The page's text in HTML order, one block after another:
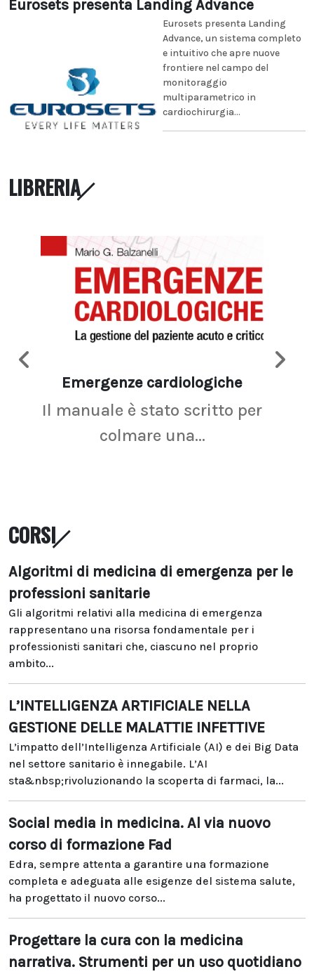
Eurosets presenta Landing Advance
Eurosets presenta Landing
Advance, un sistema completo
e intuitivo che apre nuove
frontiere nel campo del
monitoraggio
multiparametrico in
cardiochirurgia...
LIBRERIA
Emergenze cardiologiche
Il manuale è stato scritto per
colmare una...
CORSI
Algoritmi di medicina di emergenza per le
professioni sanitarie
Gli algoritmi relativi alla medicina di emergenza
rappresentano una risorsa fondamentale per i
professionisti sanitari che, ciascuno nel proprio
ambito...
L’INTELLIGENZA ARTIFICIALE NELLA
GESTIONE DELLE MALATTIE INFETTIVE
L’impatto dell’Intelligenza Artificiale (AI) e dei Big Data
nel settore sanitario è innegabile. L’AI
sta&nbsp;rivoluzionando la scoperta di farmaci, la...
Social media in medicina. Al via nuovo
corso di formazione Fad
Edra, sempre attenta a garantire una formazione
completa e adeguata alle esigenze del sistema salute,
ha progettato il nuovo corso...
Progettare la cura con la medicina
narrativa. Strumenti per un uso quotidiano